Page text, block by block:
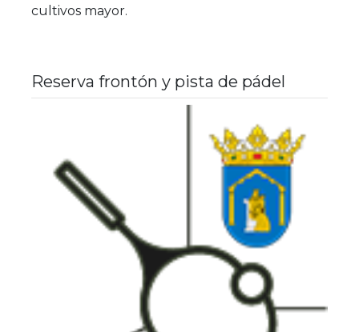
cultivos mayor.
Reserva frontón y pista de pádel